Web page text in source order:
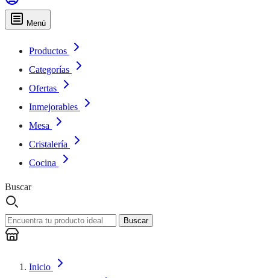
Menú
Productos
Categorías
Ofertas
Inmejorables
Mesa
Cristalería
Cocina
Buscar
Buscar
Inicio